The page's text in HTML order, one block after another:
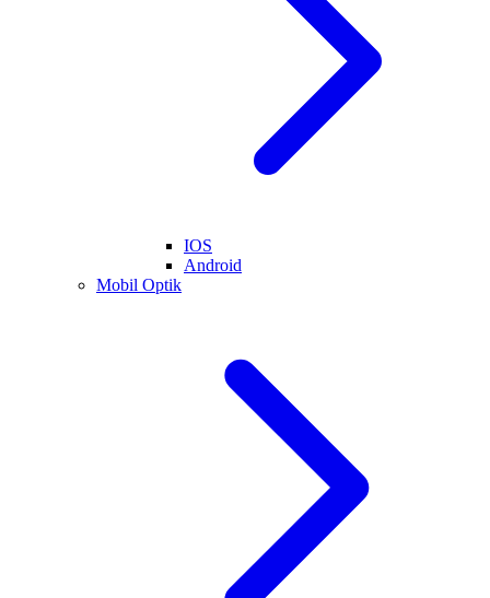
IOS
Android
Mobil Optik